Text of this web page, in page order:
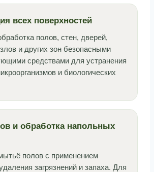
всех поверхностей
полов, стен, дверей,
и других зон безопасными
средствами для устранения
и биологических
и обработка напольных
полов с применением
загрязнений и запаха. Для